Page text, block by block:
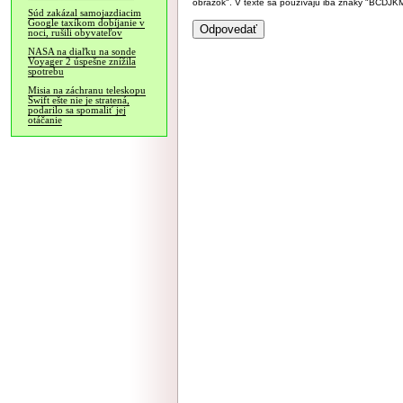
Súd zakázal samojazdiacim
Google taxíkom dobíjanie v
noci, rušili obyvateľov
NASA na diaľku na sonde
Voyager 2 úspešne znížila
spotrebu
Misia na záchranu teleskopu
Swift ešte nie je stratená,
podarilo sa spomaliť jej
otáčanie
obrázok". V texte sa používajú iba znaky